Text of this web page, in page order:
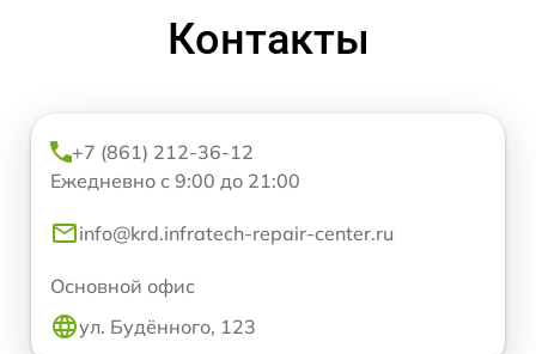
Контакты
+7 (861) 212-36-12
Ежедневно с 9:00 до 21:00
info@krd.infratech-repair-center.ru
Основной офис
ул. Будённого, 123